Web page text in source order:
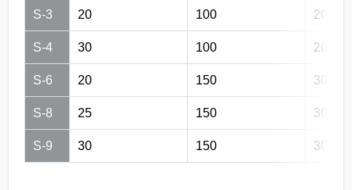
S-3 20 100 200
S-4 30 100 200
S-6 20 150 300
S-8 25 150 300
S-9 30 150 300